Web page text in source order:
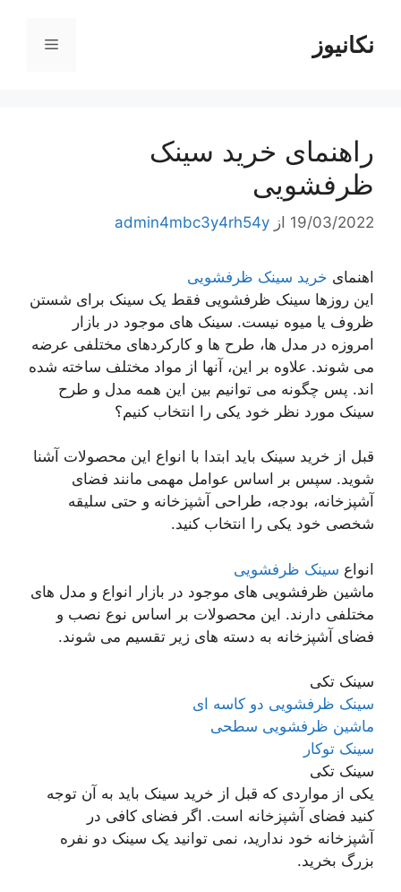
محتوانکانیوز فهرست
راهنمای خرید سینک
ظرفشویی
19/03/2022 از admin4mbc3y4rh54y
اهنمای خرید سینک ظرفشویی
این روزها سینک ظرفشویی فقط یک سینک برای شستن
ظروف یا میوه نیست. سینک های موجود در بازار
امروزه در مدل ها، طرح ها و کارکردهای مختلفی عرضه
می شوند. علاوه بر این، آنها از مواد مختلف ساخته شده
اند. پس چگونه می توانیم بین این همه مدل و طرح
سینک مورد نظر خود یکی را انتخاب کنیم؟
قبل از خرید سینک باید ابتدا با انواع این محصولات آشنا
شوید. سپس بر اساس عوامل مهمی مانند فضای
آشپزخانه، بودجه، طراحی آشپزخانه و حتی سلیقه
شخصی خود یکی را انتخاب کنید.
انواع سینک ظرفشویی
ماشین ظرفشویی های موجود در بازار انواع و مدل های
مختلفی دارند. این محصولات بر اساس نوع نصب و
فضای آشپزخانه به دسته های زیر تقسیم می شوند.
سینک تکی
سینک ظرفشویی دو کاسه ای
ماشین ظرفشویی سطحی
سینک توکار
سینک تکی
یکی از مواردی که قبل از خرید سینک باید به آن توجه
کنید فضای آشپزخانه است. اگر فضای کافی در
آشپزخانه خود ندارید، نمی توانید یک سینک دو نفره
بزرگ بخرید.